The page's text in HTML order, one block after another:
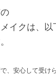
イクは、以
、安心して受け